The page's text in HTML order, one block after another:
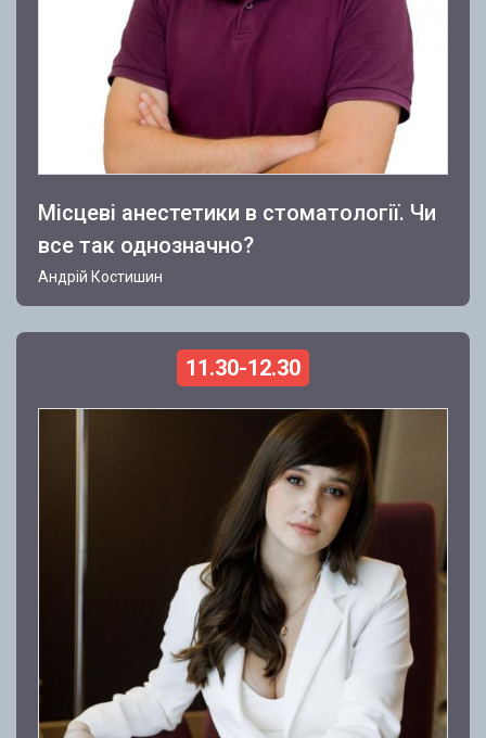
Місцеві анестетики в стоматології. Чи
все так однозначно?
Андрій Костишин
11.30-12.30